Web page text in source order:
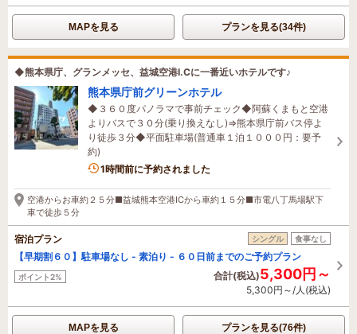
MAPを見る プランを見る(34件)
◆熊本県庁、グランメッセ、益城空港I.Cに一番近いホテルです♪
熊本県庁前グリーンホテル
◆３６０度パノラマで事前チェック◆阿蘇くまもと空港
よりバスで３０分(乗り換えなし)⇒熊本県庁前バス停よ
り徒歩３分◆平面駐車場(普通車１泊１０００円：要予
約)
1時間前に予約されました
空港からお車約２５分■益城熊本空港ICから車約１５分■市電八丁馬場駅下
車で徒歩５分
宿泊プラン シングル 食事なし
【早期割６０】駐車場なし - 素泊り - ６０日前までのご予約プラン
ポイント2% 合計(税込)5,300円～
5,300円～/人(税込)
MAPを見る プランを見る(76件)